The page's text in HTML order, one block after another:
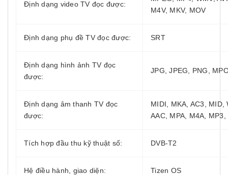
Định dạng video TV đọc được:
M4V, MKV, MOV
Định dạng phụ đề TV đọc được: SRT
Định dạng hình ảnh TV đọc
được:
JPG, JPEG, PNG,
Định dạng âm thanh TV đọc
được:
MIDI, MKA, AC3, MID,
AAC, MPA, M4A, MP3,
Tích hợp đầu thu kỹ thuật số: DVB-T2
Hệ điều hành, giao diện: Tizen OS